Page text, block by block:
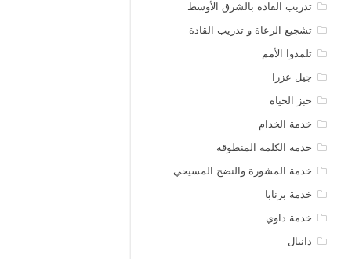
تدريب القاده بالشرق الأوسط
تشجيع الرعاة و تدريب القادة
تلمذوا الأمم
جيل عزرا
خبز الحياة
خدمة الخدام
خدمة الكلمة المنطوقة
خدمة المشورة والنضج المسيحي
خدمة برنابا
خدمة داوي
دانيال